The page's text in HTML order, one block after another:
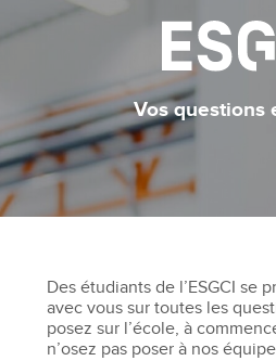
Vos questions
Des étudiants de l’ESGCI se
avec vous sur toutes les
posez sur l’école, à
n’osez pas poser à nos